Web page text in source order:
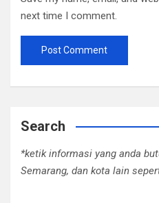
next time I comment.
Search
*ketik informasi yang anda
Semarang, dan kota lain